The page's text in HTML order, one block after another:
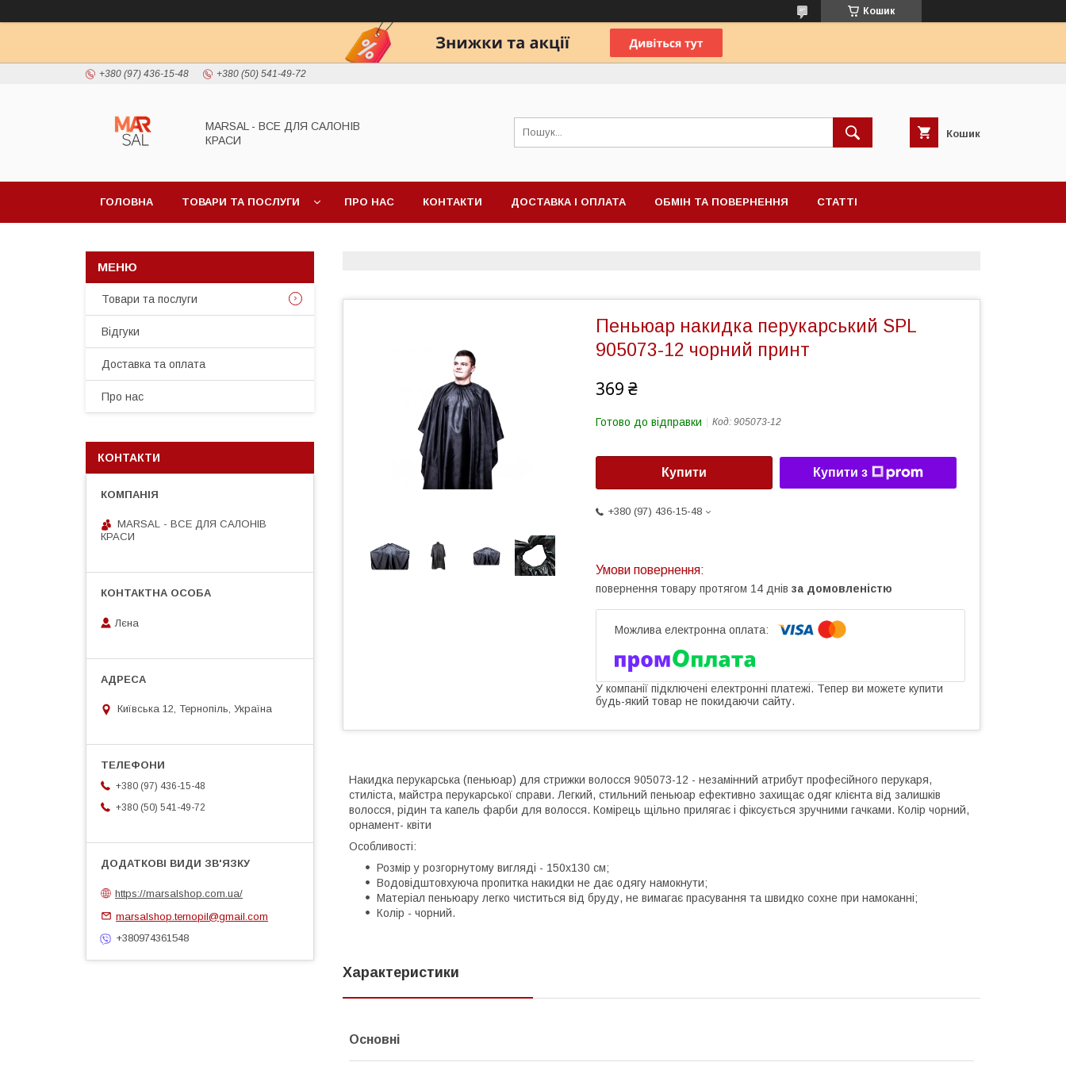
Кошик
+380 (97) 436-15-48 +380 (50) 541-49-72
MARSAL - ВСЕ ДЛЯ САЛОНІВ
КРАСИ
Кошик
ГОЛОВНА ТОВАРИ ТА ПОСЛУГИ ПРО НАС КОНТАКТИ ДОСТАВКА І ОПЛАТА ОБМІН ТА ПОВЕРНЕННЯ СТАТТІ
Пеньюар накидка перукарський SPL
905073-12 чорний принт
369 ₴
Готово до відправки Код: 905073-12
Купити Купити з
+380 (97) 436-15-48
повернення товару протягом 14 днів за домовленістю
У компанії підключені електронні платежі. Тепер ви можете купити
будь-який товар не покидаючи сайту.
Накидка перукарська (пеньюар) для стрижки волосся 905073-12 - незамінний атрибут професійного перукаря,
стиліста, майстра перукарської справи. Легкий, стильний пеньюар ефективно захищає одяг клієнта від залишків
волосся, рідин та капель фарби для волосся. Комірець щільно прилягає і фіксується зручними гачками. Колір чорний,
орнамент- квіти
Особливості:
Розмір у розгорнутому вигляді - 150х130 см;
Водовідштовхуюча пропитка накидки не дає одягу намокнути;
Матеріал пеньюару легко чиститься від бруду, не вимагає прасування та швидко сохне при намоканні;
Колір - чорний.
Характеристики
Основні
Товари та послуги
Відгуки
Доставка та оплата
Про нас
КОНТАКТИ
MARSAL - ВСЕ ДЛЯ САЛОНІВ
КРАСИ
Лєна
Київська 12, Тернопіль, Україна
+380 (97) 436-15-48
+380 (50) 541-49-72
https://marsalshop.com.ua/
marsalshop.ternopil@gmail.com
+380974361548